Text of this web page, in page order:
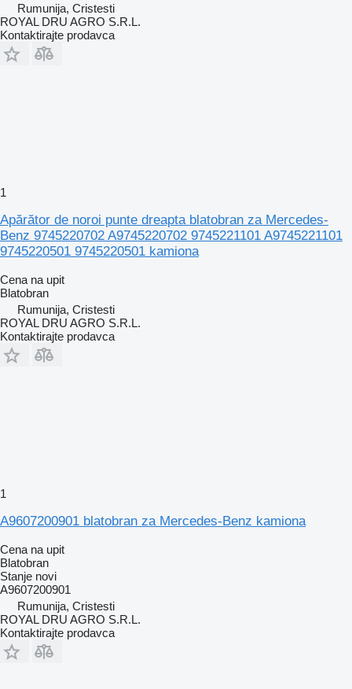
Rumunija, Cristesti
ROYAL DRU AGRO S.R.L.
Kontaktirajte prodavca
1
Apărător de noroi punte dreapta blatobran za Mercedes-
Benz 9745220702 A9745220702 9745221101 A9745221101
9745220501 9745220501 kamiona
Cena na upit
Blatobran
Rumunija, Cristesti
ROYAL DRU AGRO S.R.L.
Kontaktirajte prodavca
1
A9607200901 blatobran za Mercedes-Benz kamiona
Cena na upit
Blatobran
Stanje novi
A9607200901
Rumunija, Cristesti
ROYAL DRU AGRO S.R.L.
Kontaktirajte prodavca